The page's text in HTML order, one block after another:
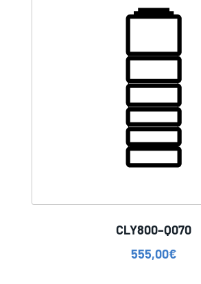
CLY800–Q070
555,00€